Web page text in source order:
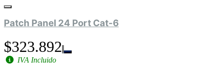
Patch Panel 24 Port Cat-6
$323.892
IVA Incluido